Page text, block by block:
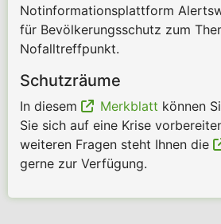
Notinformationsplattform
für Bevölkerungsschutz zum
Nofalltreffpunkt.
Schutzräume
In diesem Merkblatt können
Sie sich auf eine Krise
weiteren Fragen steht Ihnen die
gerne zur Verfügung.